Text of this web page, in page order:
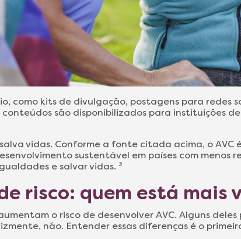
como kits de divulgação, postagens para redes
conteúdos são disponibilizados para instituições
vidas. Conforme a fonte citada acima, o
sustentável em países com menos
e salvar vidas. 3
risco: quem está mais
o risco de desenvolver AVC. Alguns
não. Entender essas diferenças é o